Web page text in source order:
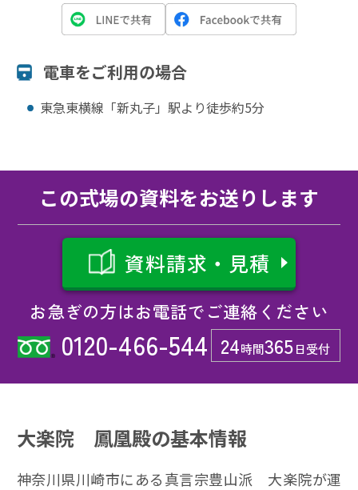
電⾞をご利⽤の場合
東急東横線「新丸子」駅より徒歩約5分
この式場の資料をお送りします
お急ぎの方はお電話でご連絡ください
24時間365日受付
0120-466-544
資料請求・見積
大楽院 鳳凰殿の基本情報
神奈川県川崎市にある真言宗豊山派 大楽院が運